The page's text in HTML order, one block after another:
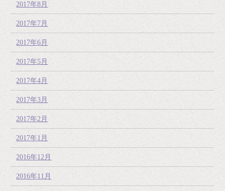
2017年8月
2017年7月
2017年6月
2017年5月
2017年4月
2017年3月
2017年2月
2017年1月
2016年12月
2016年11月